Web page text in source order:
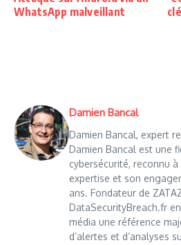
WhatsApp malveillant
Damien Bancal
Damien Bancal, expert
Damien Bancal est une
cybersécurité, reconnu
expertise et son
ans. Fondateur de
DataSecurityBreach.fr
média une référence
d’alertes et d’analyses